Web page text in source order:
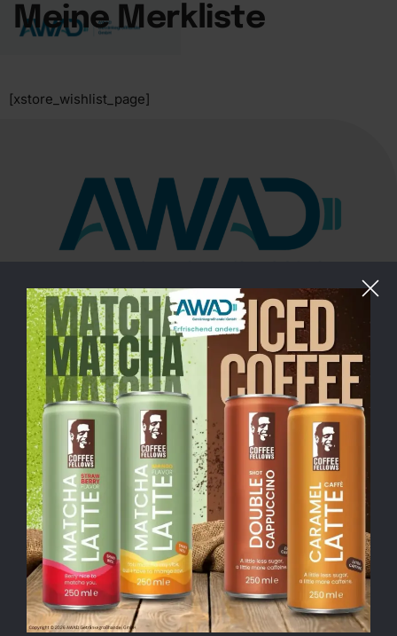
Meine Merkliste
[xstore_wishlist_page]
Saatwinkler Damm 69, 13627 Berlin
Kontakt